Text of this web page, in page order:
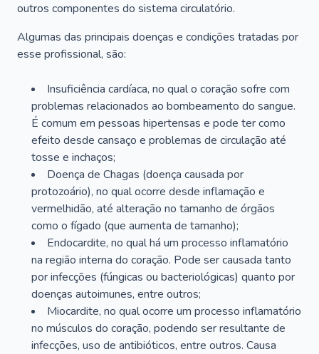
outros componentes do sistema circulatório.
Algumas das principais doenças e condições tratadas por
esse profissional, são:
Insuficiência cardíaca, no qual o coração sofre com
problemas relacionados ao bombeamento do sangue.
É comum em pessoas hipertensas e pode ter como
efeito desde cansaço e problemas de circulação até
tosse e inchaços;
Doença de Chagas (doença causada por
protozoário), no qual ocorre desde inflamação e
vermelhidão, até alteração no tamanho de órgãos
como o fígado (que aumenta de tamanho);
Endocardite, no qual há um processo inflamatório
na região interna do coração. Pode ser causada tanto
por infecções (fúngicas ou bacteriológicas) quanto por
doenças autoimunes, entre outros;
Miocardite, no qual ocorre um processo inflamatório
no músculos do coração, podendo ser resultante de
infecções, uso de antibióticos, entre outros. Causa